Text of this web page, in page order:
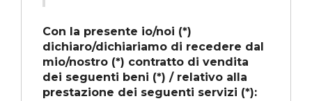
Con la presente io/noi (*)
dichiaro/dichiariamo di recedere dal
mio/nostro (*) contratto di vendita
dei seguenti beni (*) / relativo alla
prestazione dei seguenti servizi (*):